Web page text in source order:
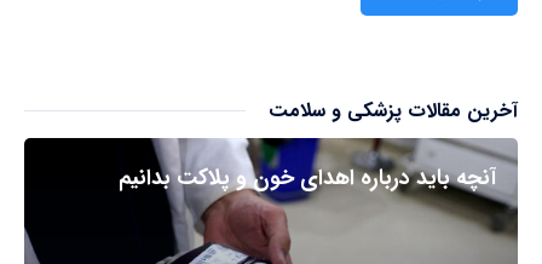
آخرین مقالات پزشکی و سلامت
آنچه باید درباره اهدای خون و پلاکت بدانیم